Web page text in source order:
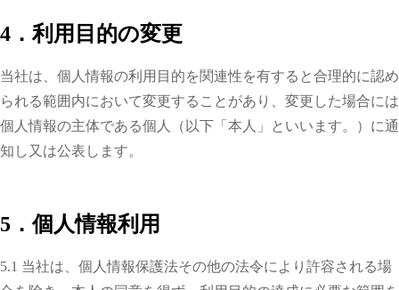
4．利用目的の変更
当社は、個人情報の利用目的を関連性を有すると合理的に認め
られる範囲内において変更することがあり、変更した場合には
個人情報の主体である個人（以下「本人」といいます。）に通
知し又は公表します。
5．個人情報利用
5.1 当社は、個人情報保護法その他の法令により許容される場